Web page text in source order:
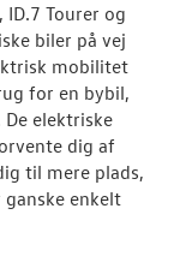
ID.7 Tourer og
biler på vej
mobilitet
for en bybil,
elektriske
dig af
til mere plads,
enkelt